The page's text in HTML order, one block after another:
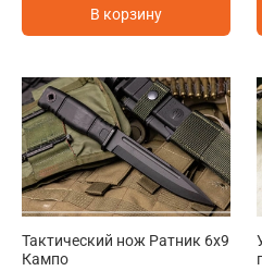
В корзину
Тактический нож Ратник 6х9
Кампо